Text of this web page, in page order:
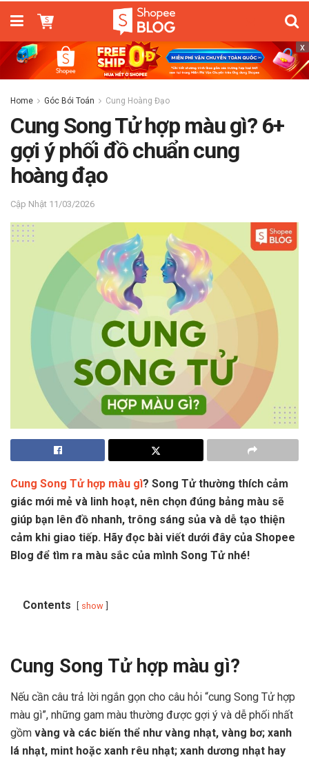
x
Home Góc Bói Toán Cung Hoàng Đạo
Cung Song Tử hợp màu gì? 6+
gợi ý phối đồ chuẩn cung
hoàng đạo
11/03/2026
Cung Song Tử hợp màu gì? Song Tử thường thích cảm
giác mới mẻ và linh hoạt, nên chọn đúng bảng màu sẽ
giúp bạn lên đồ nhanh, trông sáng sủa và dễ tạo thiện
cảm khi giao tiếp. Hãy đọc bài viết dưới đây của Shopee
Blog để tìm ra màu sắc của mình Song Tử nhé!
Contents show
Cung Song Tử hợp màu gì?
Nếu cần câu trả lời ngắn gọn cho câu hỏi “cung Song Tử hợp
màu gì”, những gam màu thường được gợi ý và dễ phối nhất
gồm vàng và các biến thể như vàng nhạt, vàng bơ; xanh
lá nhạt, mint hoặc xanh rêu nhạt; xanh dương nhạt hay